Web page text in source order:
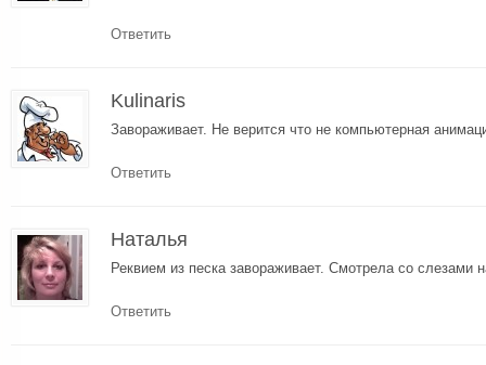
Ответить
Kulinaris
Завораживает. Не верится что не компьютерная
Ответить
Наталья
Реквием из песка завораживает. Смотрела со слезами
Ответить